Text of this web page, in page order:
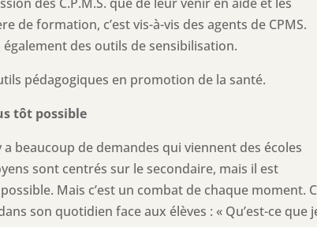
de formation, c’est vis-à-vis des agents de CPMS.
des outils de sensibilisation.
pédagogiques en promotion de la santé.
tôt possible
beaucoup de demandes qui viennent des écoles
sont centrés sur le secondaire, mais il est
Mais c’est un combat de chaque moment.
dans son quotidien face aux élèves : « Qu’est-ce que